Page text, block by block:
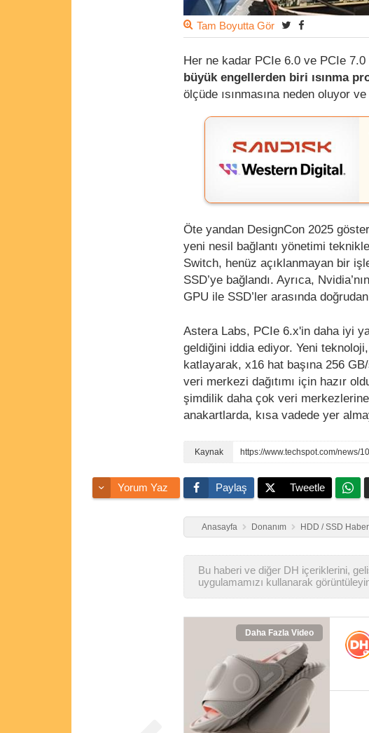
Tam Boyutta Gör
Her ne kadar PCIe 6.0 ve PCIe
büyük engellerden biri ısınma
ölçüde ısınmasına neden oluyor
Öte yandan DesignCon 2025
yeni nesil bağlantı yönetimi
Switch, henüz açıklanmayan bir
SSD’ye bağlandı. Ayrıca,
GPU ile SSD’ler arasında
Astera Labs, PCIe 6.x'in daha iyi
geldiğini iddia ediyor. Yeni
katlayarak, x16 hat başına 256
veri merkezi dağıtımı için hazır
şimdilik daha çok veri
anakartlarda, kısa vadede yer
https://www.techspot.com/news/
Yorum Yaz Paylaş Tweetle
Anasayfa Donanım HDD / SSD
Bu haberi ve diğer DH içeriklerini,
uygulamamızı kullanarak
Daha Fazla Video